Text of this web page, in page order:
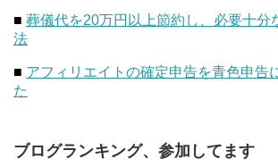
■ 葬儀代を20万円以上節約し、必要十分
法
■ アフィリエイトの確定申告を青色申告
た
ブログランキング、参加してます